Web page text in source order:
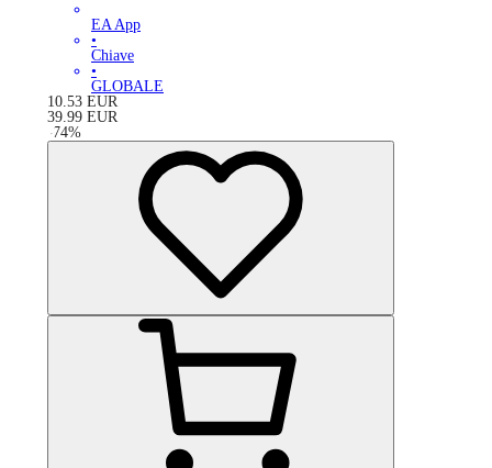
EA App
•
Chiave
•
GLOBALE
10.53 EUR
39.99 EUR
-74%